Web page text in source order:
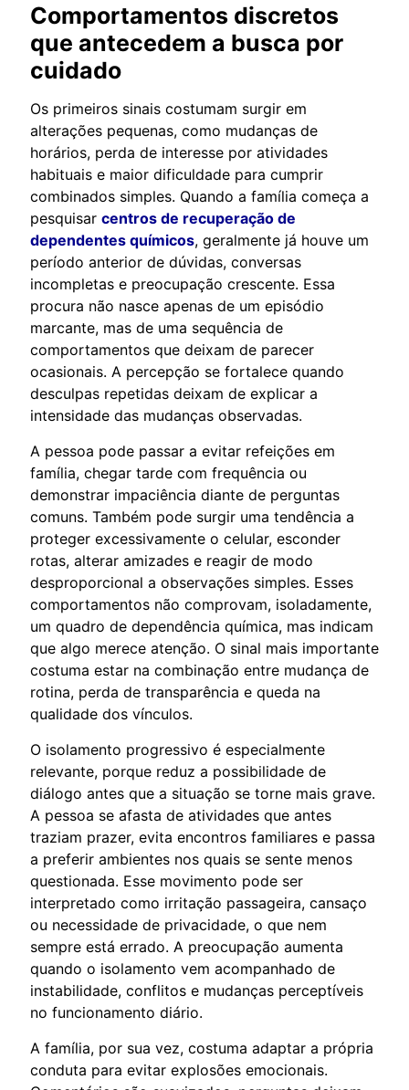
Comportamentos discretos
que antecedem a busca por
cuidado
Os primeiros sinais costumam surgir em
alterações pequenas, como mudanças de
horários, perda de interesse por atividades
habituais e maior dificuldade para cumprir
combinados simples. Quando a família começa a
pesquisar centros de recuperação de
dependentes químicos, geralmente já houve um
período anterior de dúvidas, conversas
incompletas e preocupação crescente. Essa
procura não nasce apenas de um episódio
marcante, mas de uma sequência de
comportamentos que deixam de parecer
ocasionais. A percepção se fortalece quando
desculpas repetidas deixam de explicar a
intensidade das mudanças observadas.
A pessoa pode passar a evitar refeições em
família, chegar tarde com frequência ou
demonstrar impaciência diante de perguntas
comuns. Também pode surgir uma tendência a
proteger excessivamente o celular, esconder
rotas, alterar amizades e reagir de modo
desproporcional a observações simples. Esses
comportamentos não comprovam, isoladamente,
um quadro de dependência química, mas indicam
que algo merece atenção. O sinal mais importante
costuma estar na combinação entre mudança de
rotina, perda de transparência e queda na
qualidade dos vínculos.
O isolamento progressivo é especialmente
relevante, porque reduz a possibilidade de
diálogo antes que a situação se torne mais grave.
A pessoa se afasta de atividades que antes
traziam prazer, evita encontros familiares e passa
a preferir ambientes nos quais se sente menos
questionada. Esse movimento pode ser
interpretado como irritação passageira, cansaço
ou necessidade de privacidade, o que nem
sempre está errado. A preocupação aumenta
quando o isolamento vem acompanhado de
instabilidade, conflitos e mudanças perceptíveis
no funcionamento diário.
A família, por sua vez, costuma adaptar a própria
conduta para evitar explosões emocionais.